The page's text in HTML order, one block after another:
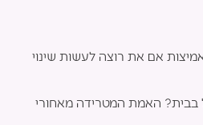
אם את רוצה לעשות שינוי
האמת המטרידה מאחורי